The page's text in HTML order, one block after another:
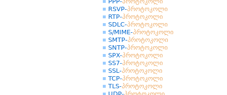
RSVP-პროტოკოლი
RTP-პროტოკოლი
SDLC-პროტოკოლი
S/MIME-პროტოკოლი
SMTP-პროტოკოლი
SNTP-პროტოკოლი
SPX-პროტოკოლი
SS7-პროტოკოლი
SSL-პროტოკოლი
TCP-პროტოკოლი
TLS-პროტოკოლი